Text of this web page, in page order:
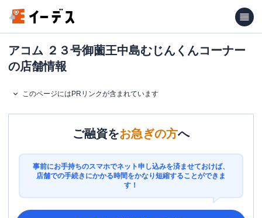
アコム ２３号御薗王中島むじんくんコーナー
の店舗情報
このページにはPRリンクが含まれています
ご融資をお急ぎの方へ
事前にお手持ちのスマホでネット申し込みを済ませておけば、
店舗での手続きにかかる時間をかなり短縮することができま
す！